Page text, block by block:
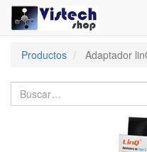
Productos
Adaptador